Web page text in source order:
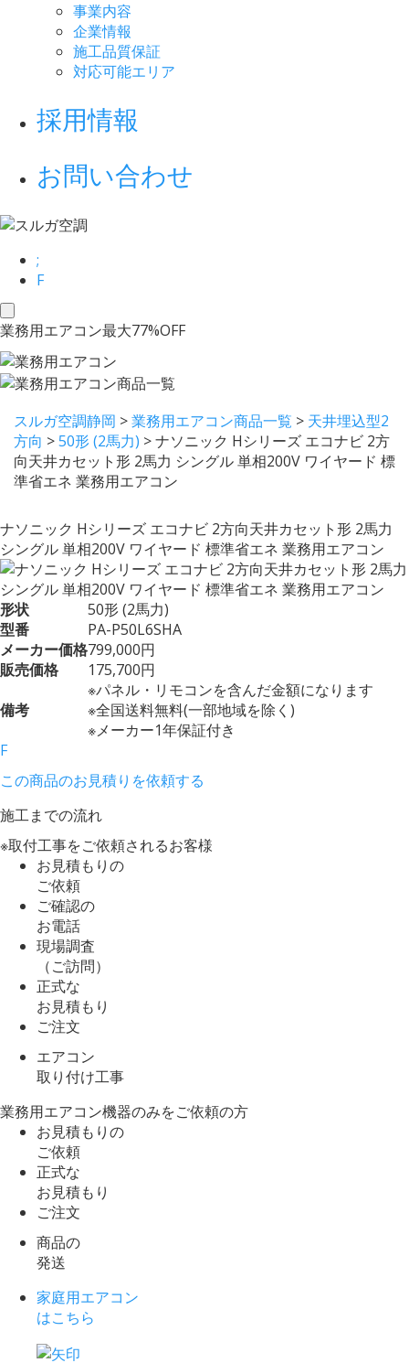
事業内容
企業情報
施工品質保証
対応可能エリア
採用情報
お問い合わせ
;
F
toggle
navigation
業務用エアコン最大77%OFF
スルガ空調静岡 >業務用エアコン商品一覧 > 天井埋込型2
方向 >50形 (2馬力) >ナソニック Hシリーズ エコナビ 2方
向天井カセット形 2馬力 シングル 単相200V ワイヤード 標
準省エネ 業務用エアコン
ナソニック Hシリーズ エコナビ 2方向天井カセット形 2馬力
シングル 単相200V ワイヤード 標準省エネ 業務用エアコン
形状
50形 (2馬力)
型番
PA-P50L6SHA
メーカー価格799,000円
販売価格
175,700円
備考
※パネル・リモコンを含んだ金額になります
※全国送料無料(一部地域を除く)
※メーカー1年保証付き
F
この商品のお見積りを依頼する
施工までの流れ
※取付工事をご依頼されるお客様
お見積もりの
ご依頼
ご確認の
お電話
現場調査
（ご訪問）
正式な
お見積もり
ご注文
エアコン
取り付け工事
業務用エアコン機器のみをご依頼の方
お見積もりの
ご依頼
正式な
お見積もり
ご注文
商品の
発送
家庭用エアコン
はこちら